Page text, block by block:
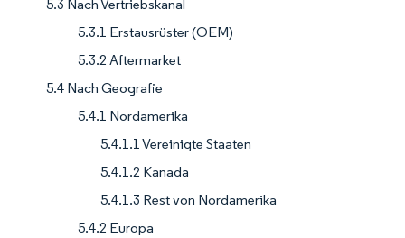
5.3 Nach Vertriebskanal
5.3.1 Erstausrüster (OEM)
5.3.2 Aftermarket
5.4 Nach Geografie
5.4.1 Nordamerika
5.4.1.1 Vereinigte Staaten
5.4.1.2 Kanada
5.4.1.3 Rest von Nordamerika
5.4.2 Europa